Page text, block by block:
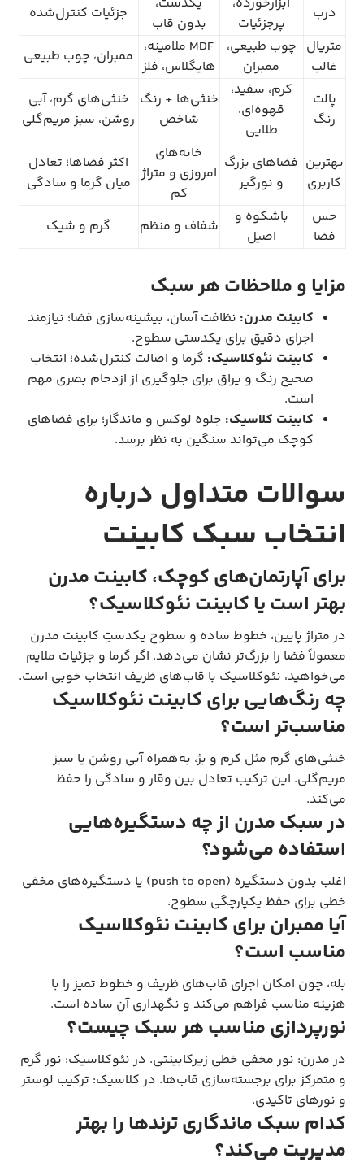
درب
پرجزئیات
بدون قاب
جزئیات کنترل‌شده
متریال
غالب
چوب طبیعی،
ممبران
MDF ملامینه،
هایگلاس، فلز
ممبران، چوب طبیعی
پالت
رنگ
کرم، سفید،
قهوه‌ای،
طلایی
خنثی‌ها + رنگ
شاخص
خنثی‌های گرم، آبی
روشن، سبز مریم‌گلی
بهترین
کاربری
فضاهای بزرگ
و نورگیر
خانه‌های
امروزی و متراژ
کم
اکثر فضاها؛ تعادل
میان گرما و سادگی
حس
فضا
باشکوه و
اصیل
شفاف و منظم گرم و شیک
مزایا و ملاحظات هر سبک
کابینت مدرن: نظافت آسان، بیشینه‌سازی فضا؛ نیازمند
اجرای دقیق برای یکدستی سطوح.
کابینت نئوکلاسیک: گرما و اصالت کنترل‌شده؛ انتخاب
صحیح رنگ و یراق برای جلوگیری از ازدحام بصری مهم
است.
کابینت کلاسیک: جلوه لوکس و ماندگار؛ برای فضاهای
کوچک می‌تواند سنگین به نظر برسد.
سوالات متداول درباره
انتخاب سبک کابینت
برای آپارتمان‌های کوچک،کابینت مدرن
بهتر است یاکابینت نئوکلاسیک؟
در متراژ پایین، خطوط ساده و سطوح یکدستِ کابینت مدرن
معمولاً فضا را بزرگ‌تر نشان می‌دهد. اگر گرما و جزئیات ملایم
می‌خواهید، نئوکلاسیک با قاب‌های ظریف انتخاب خوبی است.
چه رنگ‌هایی برایکابینت نئوکلاسیک
مناسب‌تر است؟
خنثی‌های گرم مثل کرم و بژ، به‌همراه آبی روشن یا سبز
مریم‌گلی. این ترکیب تعادل بین وقار و سادگی را حفظ
می‌کند.
در سبک مدرن از چه دستگیره‌هایی
استفاده می‌شود؟
اغلب بدون دستگیره (push to open) یا دستگیره‌های مخفی
خطی برای حفظ یکپارچگی سطوح.
آیا ممبران برایکابینت نئوکلاسیک
مناسب است؟
بله، چون امکان اجرای قاب‌های ظریف و خطوط تمیز را با
هزینه مناسب فراهم می‌کند و نگهداری آن ساده است.
نورپردازی مناسب هر سبک چیست؟
در مدرن: نور مخفی خطی زیرکابینتی. در نئوکلاسیک: نور گرم
و متمرکز برای برجسته‌سازی قاب‌ها. در کلاسیک: ترکیب لوستر
و نورهای تاکیدی.
کدام سبک ماندگاری ترندها را بهتر
مدیریت می‌کند؟